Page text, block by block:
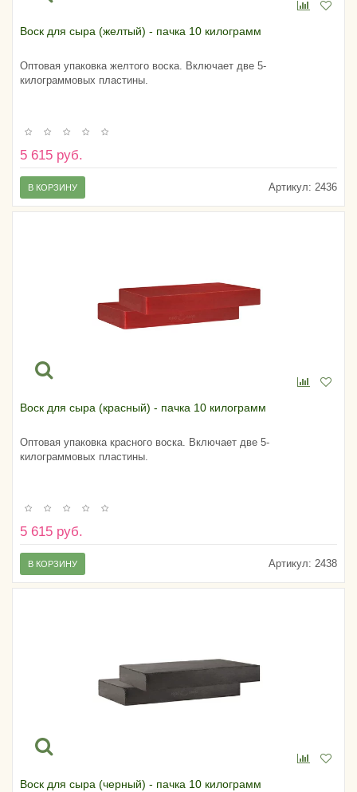
Воск для сыра (желтый) - пачка 10 килограмм
Оптовая упаковка желтого воска. Включает две 5-
килограммовых пластины.
5 615 руб.
Артикул: 2436
В КОРЗИНУ
Воск для сыра (красный) - пачка 10 килограмм
Оптовая упаковка красного воска. Включает две 5-
килограммовых пластины.
5 615 руб.
Артикул: 2438
В КОРЗИНУ
Воск для сыра (черный) - пачка 10 килограмм